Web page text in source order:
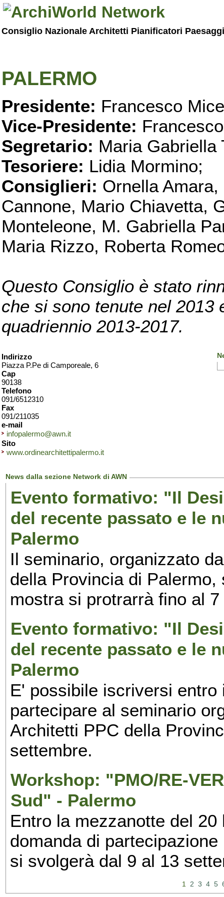
Consiglio Nazionale Architetti Pianificatori
PALERMO
Presidente: Francesco
Vice-Presidente:
Segretario: Maria Gabriella
Tesoriere: Lidia Mormino;
Consiglieri: Ornella
Cannone, Mario Chiavetta,
Monteleone, M. Gabriella
Maria Rizzo, Roberta
Questo Consiglio è stato
che si sono tenute nel 2013
quadriennio 2013-2017.
Indirizzo
Piazza P.Pe di Camporeale, 6
Cap
90138
Telefono
091/6512310
Fax
091/211035
e-mail
infopalermo@awn.it
Sito
www.ordinearchitettipalermo.it
News dalla sezione Network di AWN
Evento formativo: "Il
del recente passato e le
Palermo
Il seminario, organizzato
della Provincia di
mostra si protrarrà fino al
Evento formativo: "Il
del recente passato e le
Palermo
E' possibile iscriversi
partecipare al seminario
Architetti PPC della
settembre.
Workshop: "PMO/RE-
Sud" - Palermo
Entro la mezzanotte del
domanda di
si svolgerà dal 9 al 13
1 2 3 4 5